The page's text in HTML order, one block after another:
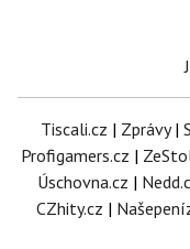
Tiscali.cz | Zprávy|
Profigamers.cz |
Úschovna.cz |
CZhity.cz |